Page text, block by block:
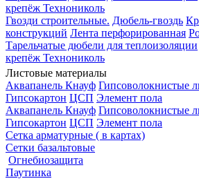
крепёж Технониколь
Гвозди строительные. Дюбель-гвоздь
конструкций Лента перфорированная
Тарельчатые дюбели для теплоизоляции
крепёж Технониколь
Листовые материалы
Аквапанель Кнауф Гипсоволокнистые
Гипсокартон ЦСП Элемент пола
Аквапанель Кнауф Гипсоволокнистые
Гипсокартон ЦСП Элемент пола
Сетка арматурные ( в картах)
Сетки базальтовые
Огнебиозащита
Паутинка